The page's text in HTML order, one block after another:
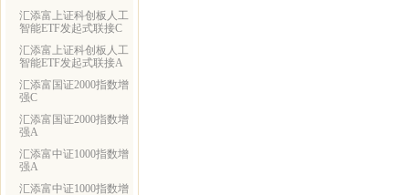
汇添富上证科创板人工
智能ETF发起式联接C
汇添富上证科创板人工
智能ETF发起式联接A
汇添富国证2000指数增
强C
汇添富国证2000指数增
强A
汇添富中证1000指数增
强A
汇添富中证1000指数增